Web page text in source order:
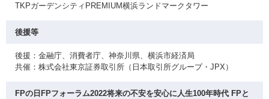
TKPガーデンシティPREMIUM横浜ランドマークタワー
後援等
後援：金融庁、消費者庁、神奈川県、横浜市経済局
共催：株式会社東京証券取引所（日本取引所グループ・JPX）
FPの日FPフォーラム2022将来の不安を安心に人生100年時代 FPと